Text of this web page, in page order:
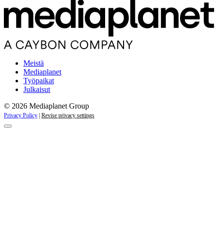
Meistä
Mediaplanet
Työpaikat
Julkaisut
© 2026 Mediaplanet Group
Privacy Policy | Revise privacy settings